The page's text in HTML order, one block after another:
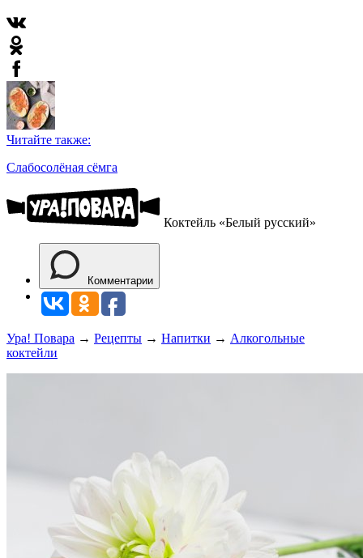
Читайте также:
Слабосолёная сёмга
Коктейль «Белый русский»
Комментарии
Ура! Повара → Рецепты → Напитки → Алкогольные
коктейли